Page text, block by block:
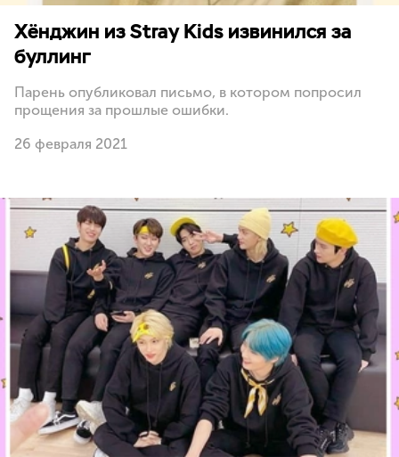
Хёнджин из Stray Kids извинился за
буллинг
Парень опубликовал письмо, в котором попросил
прощения за прошлые ошибки.
26 февраля 2021